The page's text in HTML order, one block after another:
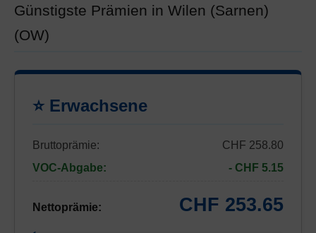
Günstigste Prämien in Wilen (Sarnen)
(OW)
⭐ Erwachsene
Bruttoprämie:
CHF 258.80
VOC-Abgabe:
- CHF 5.15
Nettoprämie: CHF 253.65